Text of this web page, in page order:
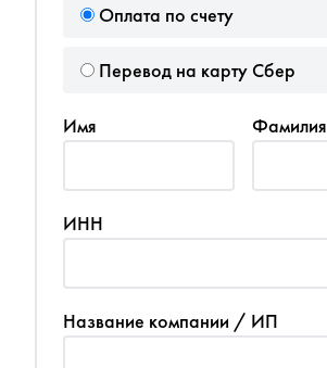
Оплата по счету
Перевод на карту Сбер
Имя Фамилия
ИНН
Название компании / ИП